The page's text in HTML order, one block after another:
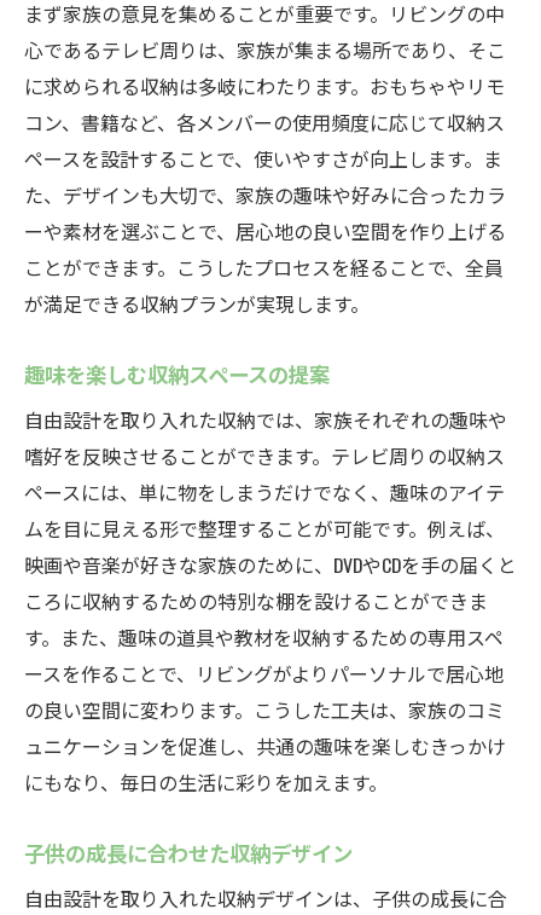
まず家族の意見を集めることが重要です。リビングの中
心であるテレビ周りは、家族が集まる場所であり、そこ
に求められる収納は多岐にわたります。おもちゃやリモ
コン、書籍など、各メンバーの使用頻度に応じて収納ス
ペースを設計することで、使いやすさが向上します。ま
た、デザインも大切で、家族の趣味や好みに合ったカラ
ーや素材を選ぶことで、居心地の良い空間を作り上げる
ことができます。こうしたプロセスを経ることで、全員
が満足できる収納プランが実現します。
趣味を楽しむ収納スペースの提案
自由設計を取り入れた収納では、家族それぞれの趣味や
嗜好を反映させることができます。テレビ周りの収納ス
ペースには、単に物をしまうだけでなく、趣味のアイテ
ムを目に見える形で整理することが可能です。例えば、
映画や音楽が好きな家族のために、DVDやCDを手の届くと
ころに収納するための特別な棚を設けることができま
す。また、趣味の道具や教材を収納するための専用スペ
ースを作ることで、リビングがよりパーソナルで居心地
の良い空間に変わります。こうした工夫は、家族のコミ
ュニケーションを促進し、共通の趣味を楽しむきっかけ
にもなり、毎日の生活に彩りを加えます。
子供の成長に合わせた収納デザイン
自由設計を取り入れた収納デザインは、子供の成長に合